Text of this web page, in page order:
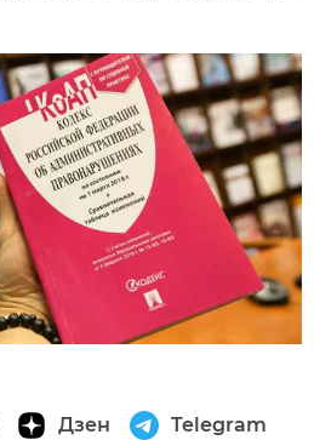
Дзен Telegram